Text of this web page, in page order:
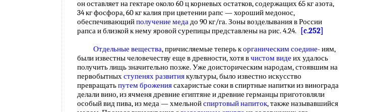
он оставляет на гектаре около 60 ц корневых остатков, содержащих 65 кг азота,
34 кг фосфора, 60 кг калия при цветении рапс — хороший медонос,
обеспечивающийполучение медадо 90 кг/га. Зоны возделывания в России
рапса и близкой к нему яровой сурепицы представлены на рис. 4.24.
[c.252]
Отдельные вещества, причисляемые теперь корганическим соедине- иям,
были известны человечеству еще в древности, хотя вчистом виде их удалось
получить лищь значительно позже. Уже доисторическим народам, стоявшим на
первобытныхступенях развитиякультуры, было известно искусство
превращатьпутем брожениясахаристые соки в спиртные напитки из винограда
делали вино, из ячменя древние египтяне и древние германцы приготовляли
особый вид пива, из меда — хмельнойспиртовый напиток, также называвшийся